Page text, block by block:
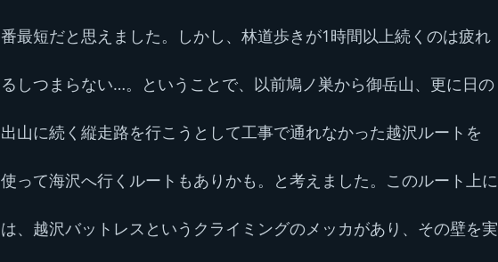
番最短だと思えました。しかし、林道歩きが1時間以上続くのは疲れ
るしつまらない…。ということで、以前鳩ノ巣から御岳山、更に日の
出山に続く縦走路を行こうとして工事で通れなかった越沢ルートを
使って海沢へ行くルートもありかも。と考えました。このルート上に
は、越沢バットレスというクライミングのメッカがあり、その壁を実